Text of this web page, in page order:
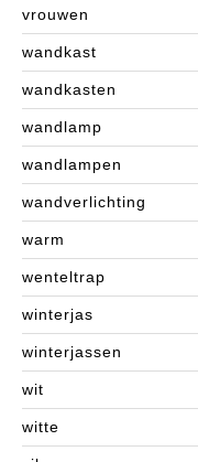
vrouwen
wandkast
wandkasten
wandlamp
wandlampen
wandverlichting
warm
wenteltrap
winterjas
winterjassen
wit
witte